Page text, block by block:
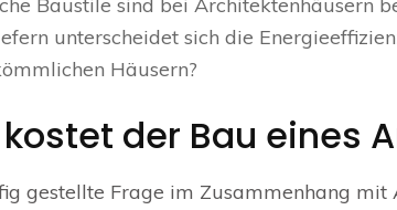
unterscheidet sich die
Häusern?
der Bau eines
gestellte Frage im Zusammenhang mit